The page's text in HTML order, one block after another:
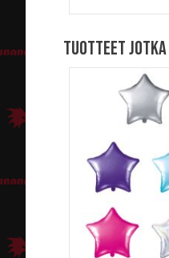
Tuotteet jotka